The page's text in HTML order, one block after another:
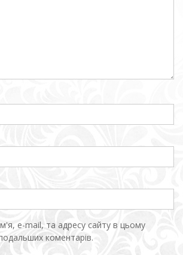
e-mail, та адресу сайту в цьому
коментарів.